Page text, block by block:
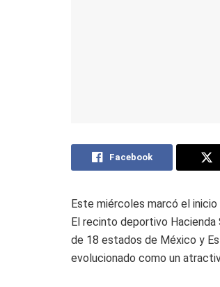
Facebook
Este miércoles marcó el
El recinto deportivo Hacienda
de 18 estados de México y
evolucionado como un